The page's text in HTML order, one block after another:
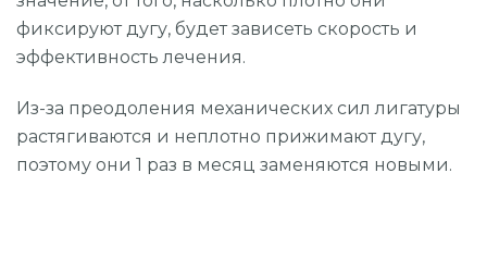
фиксируют дугу, будет зависеть скорость и
эффективность лечения.
Из-за преодоления механических сил лигатуры
растягиваются и неплотно прижимают дугу,
поэтому они 1 раз в месяц заменяются новыми.